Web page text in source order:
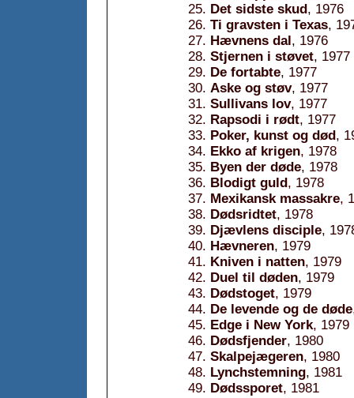
Det sidste skud, 1976
Ti gravsten i Texas,
Hævnens dal, 1976
Stjernen i støvet, 1977
De fortabte, 1977
Aske og støv, 1977
Sullivans lov, 1977
Rapsodi i rødt, 1977
Poker, kunst og død,
Ekko af krigen, 1978
Byen der døde, 1978
Blodigt guld, 1978
Mexikansk massakre,
Dødsridtet, 1978
Djævlens disciple,
Hævneren, 1979
Kniven i natten, 1979
Duel til døden, 1979
Dødstoget, 1979
De levende og de døde
Edge i New York, 1979
Dødsfjender, 1980
Skalpejægeren, 1980
Lynchstemning, 1981
Dødssporet, 1981